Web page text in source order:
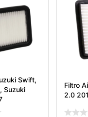
Swift,
Suzuki
Filtro
2.0